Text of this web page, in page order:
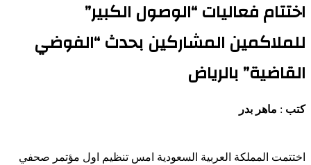
اختتام فعاليات “الوصول الكبير”
للملاكمين المشاركين بحدث “الفوضي
القاضية” بالرياض
كتب : ماهر بدر
اختتمت المملكة العربية السعودية امس تنظيم اول مؤتمر صحفي